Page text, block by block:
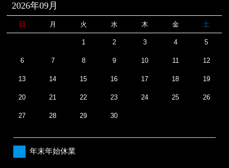
2026年09月
日 月 火 水 木 金 土
1 2 3 4 5
6 7 8 9 10 11 12
13 14 15 16 17 18 19
20 21 22 23 24 25 26
27 28 29 30
年末年始休業